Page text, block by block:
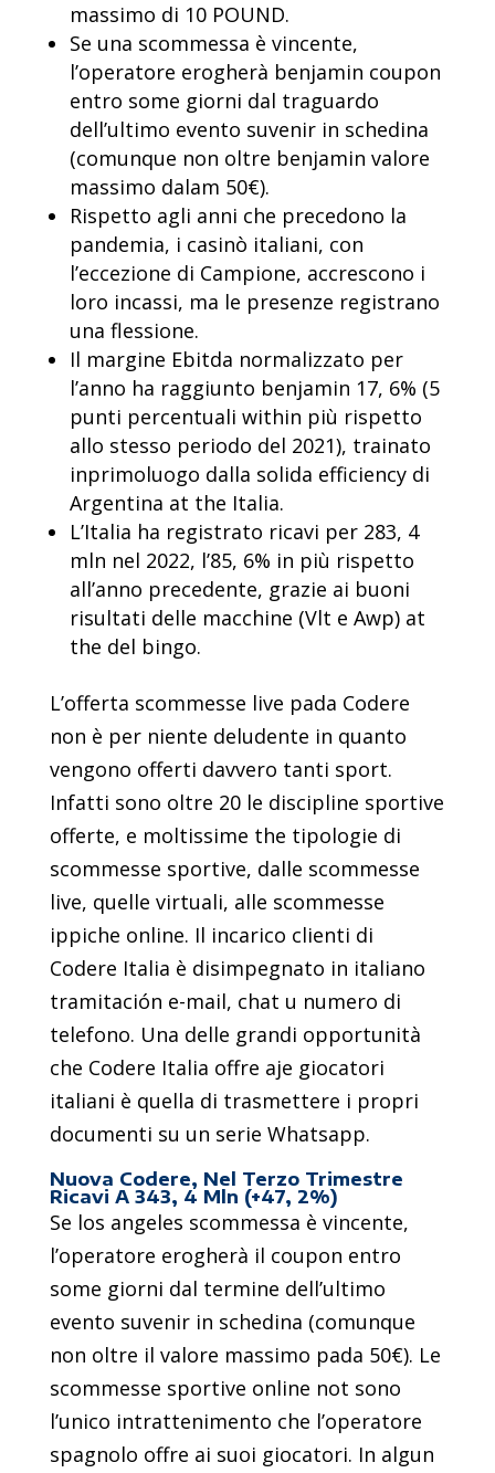
massimo di 10 POUND.
Se una scommessa è vincente,
l’operatore erogherà benjamin coupon
entro some giorni dal traguardo
dell’ultimo evento suvenir in schedina
(comunque non oltre benjamin valore
massimo dalam 50€).
Rispetto agli anni che precedono la
pandemia, i casinò italiani, con
l’eccezione di Campione, accrescono i
loro incassi, ma le presenze registrano
una flessione.
Il margine Ebitda normalizzato per
l’anno ha raggiunto benjamin 17, 6% (5
punti percentuali within più rispetto
allo stesso periodo del 2021), trainato
inprimoluogo dalla solida efficiency di
Argentina at the Italia.
L’Italia ha registrato ricavi per 283, 4
mln nel 2022, l’85, 6% in più rispetto
all’anno precedente, grazie ai buoni
risultati delle macchine (Vlt e Awp) at
the del bingo.
L’offerta scommesse live pada Codere
non è per niente deludente in quanto
vengono offerti davvero tanti sport.
Infatti sono oltre 20 le discipline sportive
offerte, e moltissime the tipologie di
scommesse sportive, dalle scommesse
live, quelle virtuali, alle scommesse
ippiche online. Il incarico clienti di
Codere Italia è disimpegnato in italiano
tramitación e-mail, chat u numero di
telefono. Una delle grandi opportunità
che Codere Italia offre aje giocatori
italiani è quella di trasmettere i propri
documenti su un serie Whatsapp.
Nuova Codere, Nel Terzo Trimestre
Ricavi A 343, 4 Mln (+47, 2%)
Se los angeles scommessa è vincente,
l’operatore erogherà il coupon entro
some giorni dal termine dell’ultimo
evento suvenir in schedina (comunque
non oltre il valore massimo pada 50€). Le
scommesse sportive online not sono
l’unico intrattenimento che l’operatore
spagnolo offre ai suoi giocatori. In algun